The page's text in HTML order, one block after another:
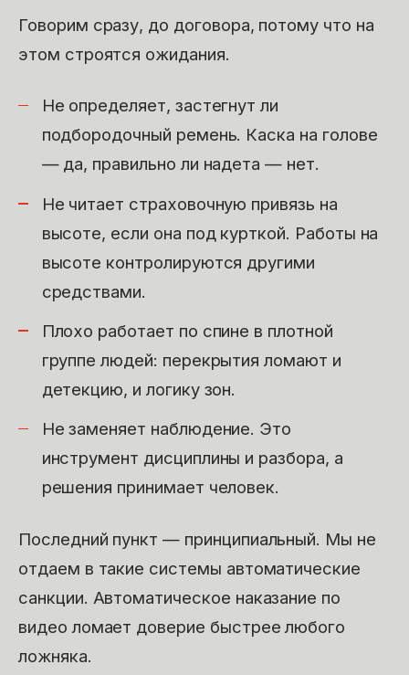
Говорим сразу, до договора, потому что на
этом строятся ожидания.
Не определяет, застегнут ли
подбородочный ремень. Каска на голове
— да, правильно ли надета — нет.
Не читает страховочную привязь на
высоте, если она под курткой. Работы на
высоте контролируются другими
средствами.
Плохо работает по спине в плотной
группе людей: перекрытия ломают и
детекцию, и логику зон.
Не заменяет наблюдение. Это
инструмент дисциплины и разбора, а
решения принимает человек.
Последний пункт — принципиальный. Мы не
отдаем в такие системы автоматические
санкции. Автоматическое наказание по
видео ломает доверие быстрее любого
ложняка.